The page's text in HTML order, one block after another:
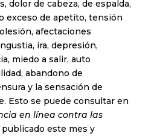
dolor de cabeza, de espalda,
exceso de apetito, tensión
afectaciones
ira, depresión,
miedo a salir, auto
abandono de
y la sensación de
Esto se puede consultar en
en línea contra las
este mes y